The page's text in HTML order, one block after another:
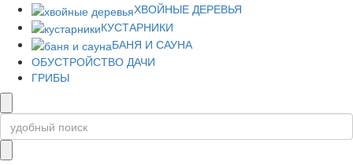
ХВОЙНЫЕ ДЕРЕВЬЯ
КУСТАРНИКИ
БАНЯ И САУНА
ОБУСТРОЙСТВО ДАЧИ
ГРИБЫ